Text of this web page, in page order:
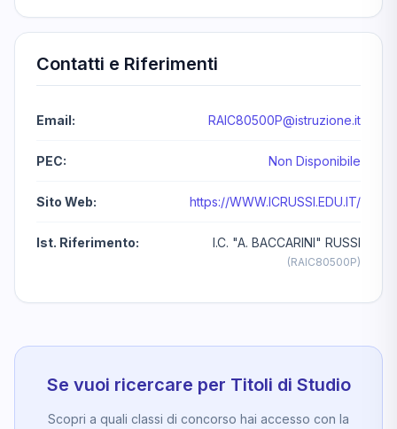
Contatti e Riferimenti
Email: RAIC80500P@istruzione.it
PEC: Non Disponibile
Sito Web: https://WWW.ICRUSSI.EDU.IT/
Ist. Riferimento: I.C. "A. BACCARINI" RUSSI
(RAIC80500P)
Se vuoi ricercare per Titoli di Studio
Scopri a quali classi di concorso hai accesso con la